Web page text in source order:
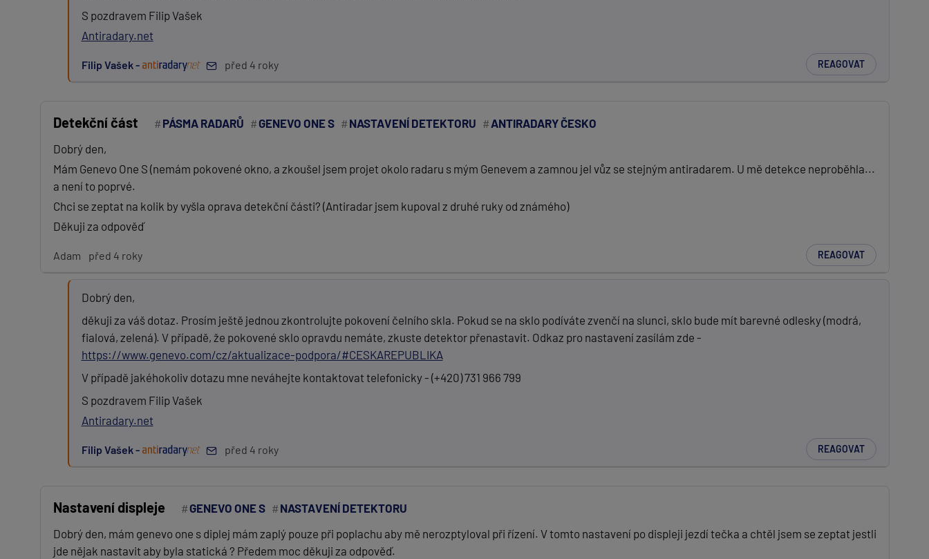
S pozdravem Filip Vašek
Antiradary.net
Filip Vašek - před 4 roky REAGOVAT
Detekční část PÁSMA RADARŮ GENEVO ONE S NASTAVENÍ DETEKTORU
ANTIRADARY ČESKO
Dobrý den,
Mám Genevo One S (nemám pokovené okno, a zkoušel jsem projet okolo radaru s mým Genevem a zamnou jel vůz se stejným antiradarem. U mě detekce neproběhla...
a není to poprvé.
Chci se zeptat na kolik by vyšla oprava detekční části? (Antiradar jsem kupoval z druhé ruky od známého)
Děkuji za odpověď
Adam před 4 roky REAGOVAT
Dobrý den,
děkuji za váš dotaz. Prosím ještě jednou zkontrolujte pokovení čelního skla. Pokud se na sklo podíváte zvenčí na slunci, sklo bude mít barevné odlesky (modrá,
fialová, zelená). V případě, že pokovené sklo opravdu nemáte, zkuste detektor přenastavit. Odkaz pro nastavení zasílám zde -
https://www.genevo.com/cz/aktualizace-podpora/#CESKAREPUBLIKA
V případě jakéhokoliv dotazu mne neváhejte kontaktovat telefonicky - (+420) 731 966 799
S pozdravem Filip Vašek
Antiradary.net
Filip Vašek - před 4 roky REAGOVAT
Nastavení displeje GENEVO ONE S
NASTAVENÍ DETEKTORU
Dobrý den, mám genevo one s diplej mám zaplý pouze při poplachu aby mě nerozptyloval při řízení. V tomto nastavení po displeji jezdí tečka a chtěl jsem se zeptat jestli
jde nějak nastavit aby byla statická ? Předem moc děkuji za odpověď.